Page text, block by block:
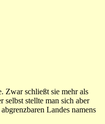
Zwar schließt sie mehr als
selbst stellte man sich aber
Landes namens